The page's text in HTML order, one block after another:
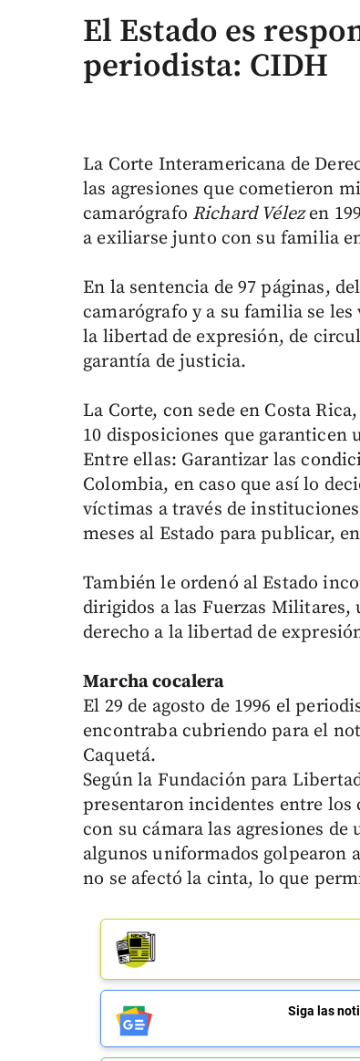
El Estado es
periodista: CIDH
La Corte Interamericana de
las agresiones que cometieron
camarógrafo Richard Vélezen
a exiliarse junto con su familia
En la sentencia de 97 páginas,
camarógrafo y a su familia se
la libertad de expresión, de
garantía de justicia.
La Corte, con sede en Costa
10 disposiciones que garanticen
Entre ellas: Garantizar las
Colombia, en caso que así lo
víctimas a través de
meses al Estado para publicar,
También le ordenó al Estado
dirigidos a las Fuerzas
derecho a la libertad de
Marcha cocalera
El 29 de agosto de 1996 el
encontraba cubriendo para el
Caquetá.
Según la Fundación para
presentaron incidentes entre los
con su cámara las agresiones
algunos uniformados golpearon
no se afectó la cinta, lo que
Siga las